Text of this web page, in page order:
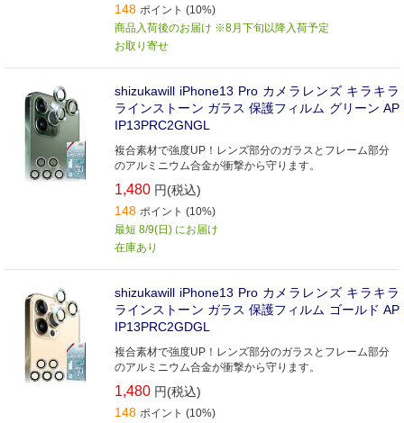
148 ポイント (10%)
商品入荷後のお届け ※8月下旬以降入荷予定
お取り寄せ
shizukawill iPhone13 Pro カメラレンズ キラキラ
ラインストーン ガラス 保護フィルム グリーン AP
IP13PRC2GNGL
複合素材で強度UP！レンズ部分のガラスとフレーム部分
のアルミニウム合金が衝撃から守ります。
1,480 円(税込)
148 ポイント (10%)
最短 8/9(日) にお届け
在庫あり
shizukawill iPhone13 Pro カメラレンズ キラキラ
ラインストーン ガラス 保護フィルム ゴールド AP
IP13PRC2GDGL
複合素材で強度UP！レンズ部分のガラスとフレーム部分
のアルミニウム合金が衝撃から守ります。
1,480 円(税込)
148 ポイント (10%)